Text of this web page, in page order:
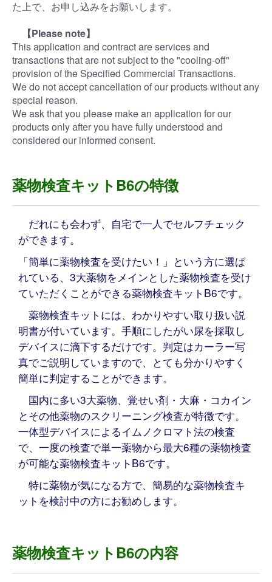
た上で、お申し込みをお願いします。
【Please note】
This application and contract are services and
transactions that are not subject to the "cooling-off"
provision of the Specified Commercial Transactions.
We do not accept cancellation of our products without any
special reason.
We ask that you please make an application for our
products only after you have fully understood and
considered our informed consent.
薬物検査キットB6の特徴
だれにも会わず、自宅で一人でセルフチェック
ができます。
「簡単に薬物検査を受けたい！」という方に選ば
れている、3大薬物をメインとした薬物検査を受け
ていただくことができる薬物検査キットB6です。
薬物検査キットには、わかりやすい取り扱い説
明書が付いています。手順にしたがい尿を採取し
デバイスに滴下するだけです。判定はカーラー写
真でご説明していますので、とても分かりやすく
簡単に判定することができます。
国内に多い3大薬物、覚せい剤・大麻・コカイン
とその他薬物のスクリーニング検査が特徴です。
一体型デバイスによるイムノクロマト法の検査
で、一度の検査で単一薬物から最大6種の薬物検査
が可能な薬物検査キットB6です。
特に薬物が気になる方で、簡易的な薬物検査キ
ットを検討中の方にお勧めします。
薬物検査キットB6の内容